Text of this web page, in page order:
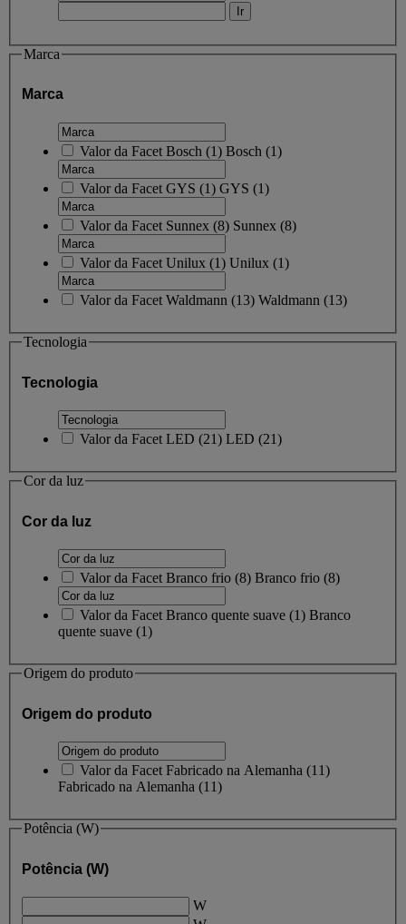
Marca
Marca
Valor da Facet Bosch (1) Bosch (1)
Valor da Facet GYS (1) GYS (1)
Valor da Facet Sunnex (8) Sunnex (8)
Valor da Facet Unilux (1) Unilux (1)
Valor da Facet Waldmann (13) Waldmann (13)
Tecnologia
Tecnologia
Valor da Facet LED (21) LED (21)
Cor da luz
Cor da luz
Valor da Facet Branco frio (8) Branco frio (8)
Valor da Facet Branco quente suave (1) Branco
quente suave (1)
Origem do produto
Origem do produto
Valor da Facet Fabricado na Alemanha (11)
Fabricado na Alemanha (11)
Potência (W)
Potência (W)
W